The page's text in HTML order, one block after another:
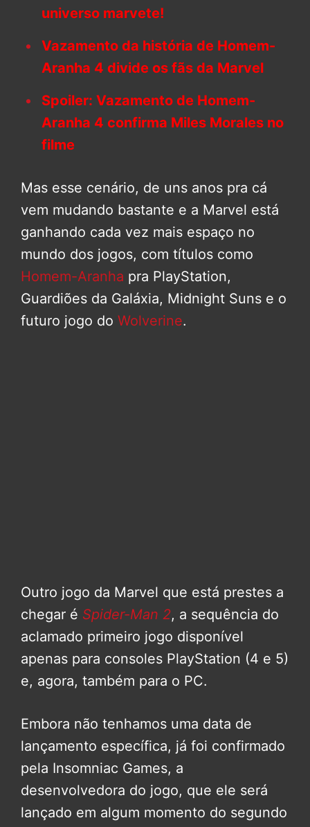
universo marvete!
Vazamento da história de Homem-
Aranha 4 divide os fãs da Marvel
Spoiler: Vazamento de Homem-
Aranha 4 confirma Miles Morales no
filme
Mas esse cenário, de uns anos pra cá
vem mudando bastante e a Marvel está
ganhando cada vez mais espaço no
mundo dos jogos, com títulos como
Homem-Aranha pra PlayStation,
Guardiões da Galáxia, Midnight Suns e o
futuro jogo do Wolverine.
Outro jogo da Marvel que está prestes a
chegar é Spider-Man 2, a sequência do
aclamado primeiro jogo disponível
apenas para consoles PlayStation (4 e 5)
e, agora, também para o PC.
Embora não tenhamos uma data de
lançamento específica, já foi confirmado
pela Insomniac Games, a
desenvolvedora do jogo, que ele será
lançado em algum momento do segundo